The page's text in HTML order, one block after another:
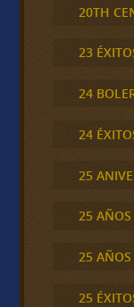
20TH
23
24
24
25
25
25 AÑOS
25